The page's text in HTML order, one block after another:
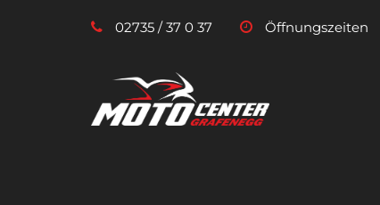
02735 / 37 0 37 Öffnungszeiten